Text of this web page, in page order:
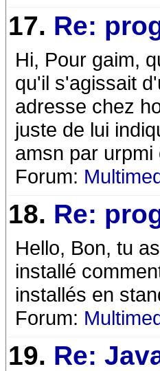
17. Re:
Hi, Pour gaim,
qu'il s'agissait
adresse chez
juste de lui
amsn par
Forum:
18. Re:
Hello, Bon, tu
installé
installés en
Forum:
19. Re: